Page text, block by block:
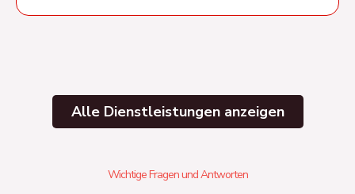
Alle Dienstleistungen anzeigen
Wichtige Fragen und Antworten